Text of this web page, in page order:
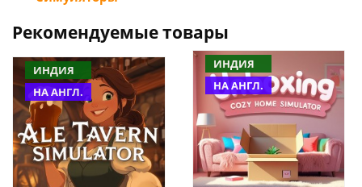
Рекомендуемые товары
ИНДИЯ
НА АНГЛ.
ИНДИЯ
НА АНГЛ.